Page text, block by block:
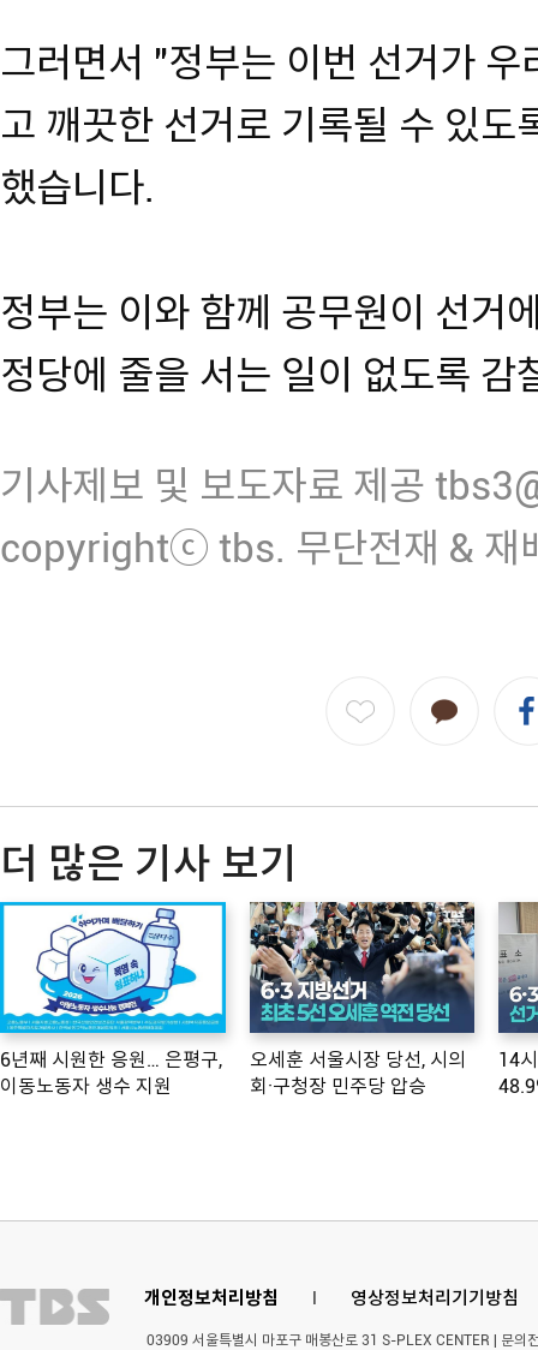
그러면서 "정부는 이번 선거가
고 깨끗한 선거로 기록될 수 있도
했습니다.
정부는 이와 함께 공무원이 선거
정당에 줄을 서는 일이 없도록 감
기사제보 및 보도자료 제공
copyrightⓒ tbs. 무단전재 & 재
더 많은 기사 보기
6년째 시원한 응원… 은평구,
이동노동자 생수 지원
오세훈 서울시장 당선, 시의
회·구청장 민주당 압승
14
개인정보처리방침 l 영상정보처리기기방침
03909 서울특별시 마포구 매봉산로 31 S-PLEX CENTER | 문